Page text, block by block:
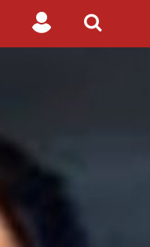
Search
Login